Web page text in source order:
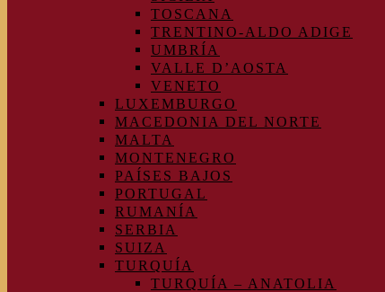
TOSCANA
TRENTINO-ALDO ADIGE
UMBRÍA
VALLE D’AOSTA
VENETO
LUXEMBURGO
MACEDONIA DEL NORTE
MALTA
MONTENEGRO
PAÍSES BAJOS
PORTUGAL
RUMANÍA
SERBIA
SUIZA
TURQUÍA
TURQUÍA – ANATOLIA